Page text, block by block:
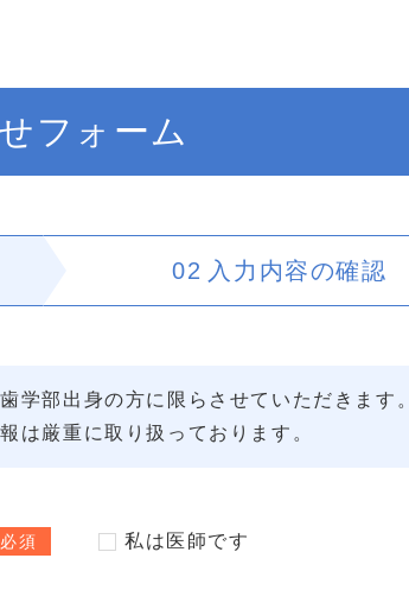
フォーム
02 入力内容の確認
学部出身の方に限らさせていただきます。
は厳重に取り扱っております。
必須 私は医師です